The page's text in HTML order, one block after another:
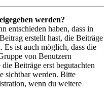
werden?
entschieden haben, dass in
erstellt hast, die Beiträge
Es ist auch möglich, dass die
von Benutzern
Beiträge erst begutachten
sichtbar werden. Bitte
wenn du weitere